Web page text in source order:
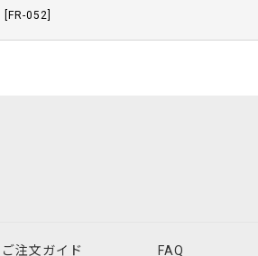
FR-052
ご注文ガイド FAQ